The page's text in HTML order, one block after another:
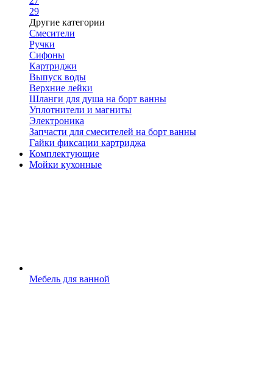
29
Другие категории
Смесители
Ручки
Сифоны
Картриджи
Выпуск воды
Верхние лейки
Шланги для душа на борт ванны
Уплотнители и магниты
Электроника
Запчасти для смесителей на борт ванны
Гайки фиксации картриджа
Комплектующие
Мойки кухонные
Мебель для ванной